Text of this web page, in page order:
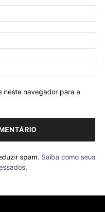
neste navegador para a
spam. Saiba como seus
.